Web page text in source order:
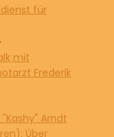
für
mit
Frederik
Arndt
Über